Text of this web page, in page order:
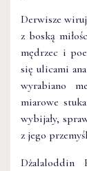
Derwisze
z boską
mędrzec i
się ulicami
wyrabiano
miarowe
wybijały,
z jego
Dżalaloddin